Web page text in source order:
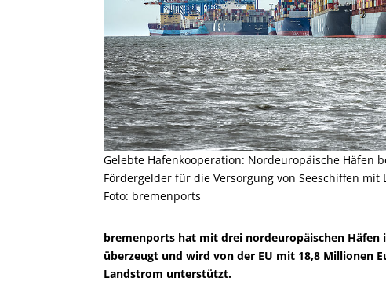
Gelebte Hafenkooperation: Nordeuropäische Häfen
Fördergelder für die Versorgung von Seeschiffen mit
Foto: bremenports
bremenports hat mit drei nordeuropäischen
überzeugt und wird von der EU mit 18,8 Millionen
Landstrom unterstützt.